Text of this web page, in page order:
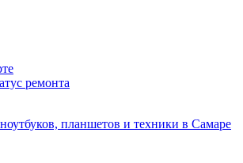
ремонта
планшетов и техники в Самаре